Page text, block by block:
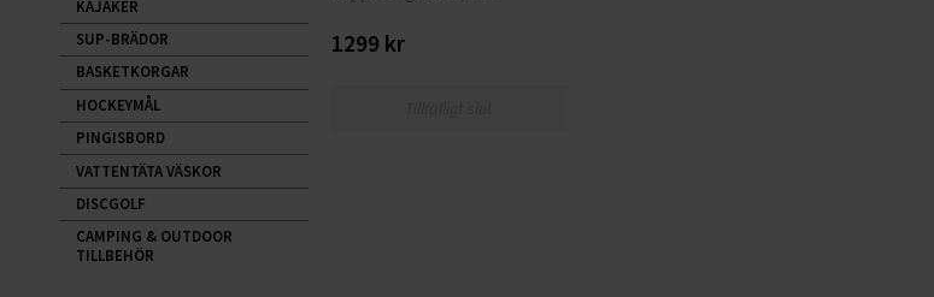
1299 kr
KAJAKER
SUP-BRÄDOR
BASKETKORGAR
HOCKEYMÅL
PINGISBORD
VATTENTÄTA VÄSKOR
DISCGOLF
CAMPING & OUTDOOR
TILLBEHÖR